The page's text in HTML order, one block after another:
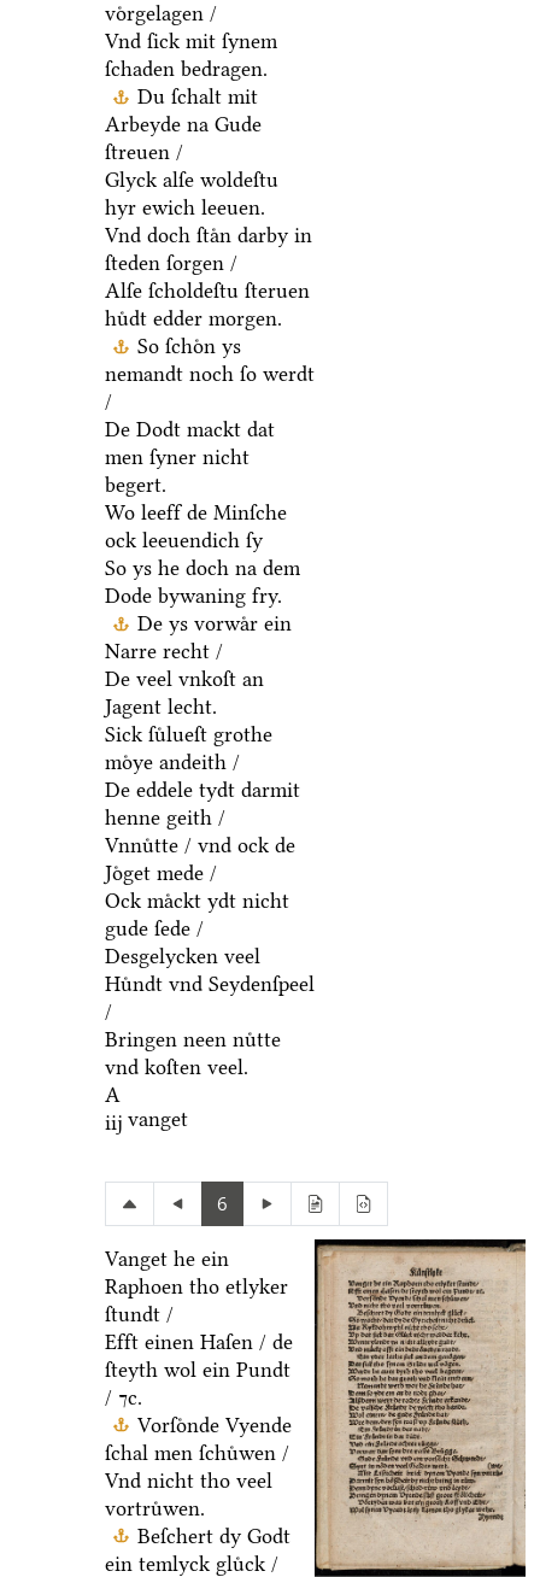
voͤrgelagen /
Vnd ſick mit ſynem
ſchaden bedragen.
Du ſchalt mit
Arbeyde na Gude
ſtreuen /
Glyck alſe woldeſtu
hyr ewich leeuen.
Vnd doch ſtaͤn darby in
ſteden ſorgen /
Alſe ſcholdeſtu ſteruen
huͤdt edder morgen.
So ſchoͤn ys
nemandt noch ſo werdt
/
De Dodt mackt dat
men ſyner nicht
begert.
Wo leeff de Minſche
ock leeuendich ſy
So ys he doch na dem
Dode bywaning fry.
De ys vorwaͤr ein
Narre recht /
De veel vnkoſt an
Jagent lecht.
Sick ſuͤlueſt grothe
moͤye andeith /
De eddele tydt darmit
henne geith /
Vnnuͤtte / vnd ock de
Joͤget mede /
Ock maͤckt ydt nicht
gude ſede /
Desgelycken veel
Huͤndt vnd Seydenſpeel
/
Bringen neen nuͤtte
vnd koſten veel.
A
iij vanget
6
Vanget he ein
Raphoen tho etlyker
ſtundt /
Efft einen Haſen / de
ſteyth wol ein Pundt
/ ⁊c.
Vorſoͤnde Vyende
ſchal men ſchuͤwen /
Vnd nicht tho veel
vortruͤwen.
Beſchert dy Godt
ein temlyck gluͤck /